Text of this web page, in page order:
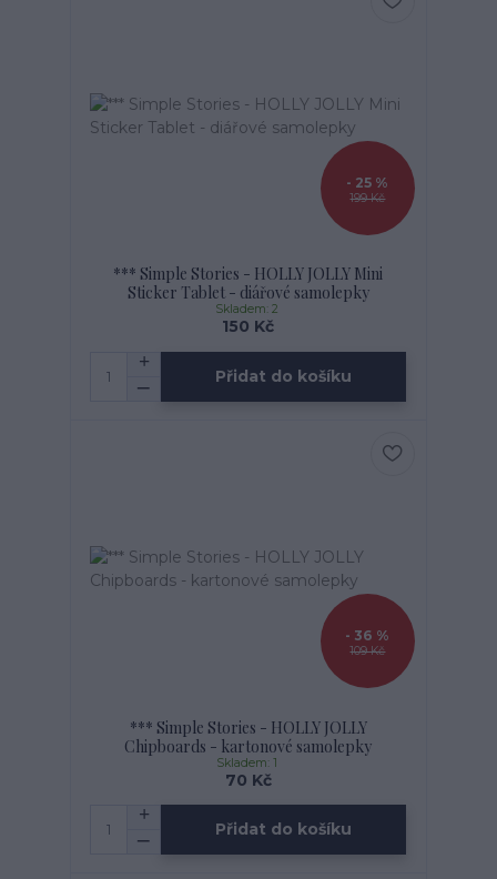
199 Kč
- 25 %
*** Simple Stories - HOLLY JOLLY Mini
Sticker Tablet - diářové samolepky
150 Kč
Skladem: 2
Přidat do košíku
109 Kč
- 36 %
*** Simple Stories - HOLLY JOLLY
Chipboards - kartonové samolepky
70 Kč
Skladem: 1
Přidat do košíku